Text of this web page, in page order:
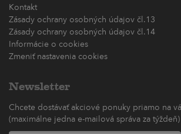
Kontakt
Zásady ochrany osobných údajov čl.13
Zásady ochrany osobných údajov čl.14
Informácie o cookies
Zmeniť nastavenia cookies
Newsletter
Chcete dostávať akciové ponuky priamo na
(maximálne jedna e-mailová správa za týždeň)